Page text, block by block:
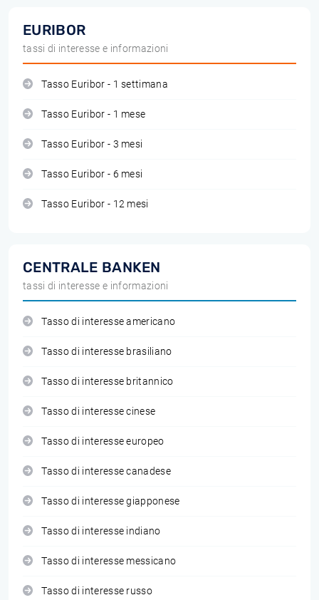
EURIBOR
tassi di interesse e informazioni
Tasso Euribor - 1 settimana
Tasso Euribor - 1 mese
Tasso Euribor - 3 mesi
Tasso Euribor - 6 mesi
Tasso Euribor - 12 mesi
CENTRALE BANKEN
tassi di interesse e informazioni
Tasso di interesse americano
Tasso di interesse brasiliano
Tasso di interesse britannico
Tasso di interesse cinese
Tasso di interesse europeo
Tasso di interesse canadese
Tasso di interesse giapponese
Tasso di interesse indiano
Tasso di interesse messicano
Tasso di interesse russo